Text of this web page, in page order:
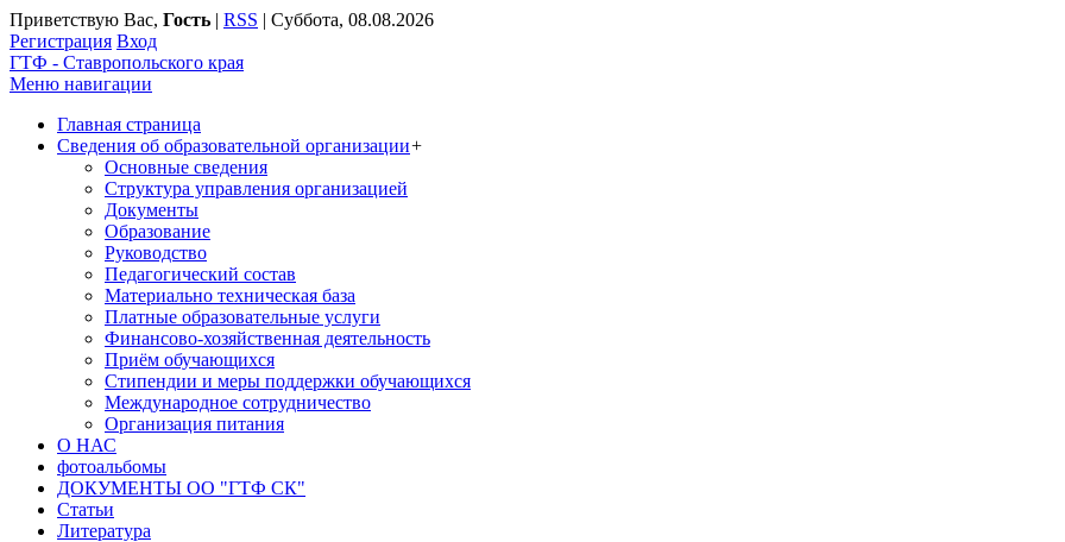
Приветствую Вас, Гость | RSS | Суббота, 08.08.2026
Регистрация Вход
ГТФ - Ставропольского края
Меню навигации
Главная страница
Сведения об образовательной организации+
Основные сведения
Структура управления организацией
Документы
Образование
Руководство
Педагогический состав
Материально техническая база
Платные образовательные услуги
Финансово-хозяйственная деятельность
Приём обучающихся
Стипендии и меры поддержки обучающихся
Международное сотрудничество
Организация питания
О НАС
фотоальбомы
ДОКУМЕНТЫ ОО "ГТФ СК"
Статьи
Литература